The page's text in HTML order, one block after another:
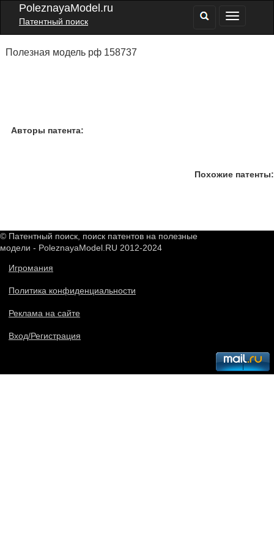
PoleznayaModel.ru
Патентный поиск
Полезная модель рф 158737
Авторы патента:
Похожие патенты:
© Патентный поиск, поиск патентов на полезные
модели - PoleznayaModel.RU 2012-2024
Игромания
Политика конфиденциальности
Реклама на сайте
Вход/Регистрация